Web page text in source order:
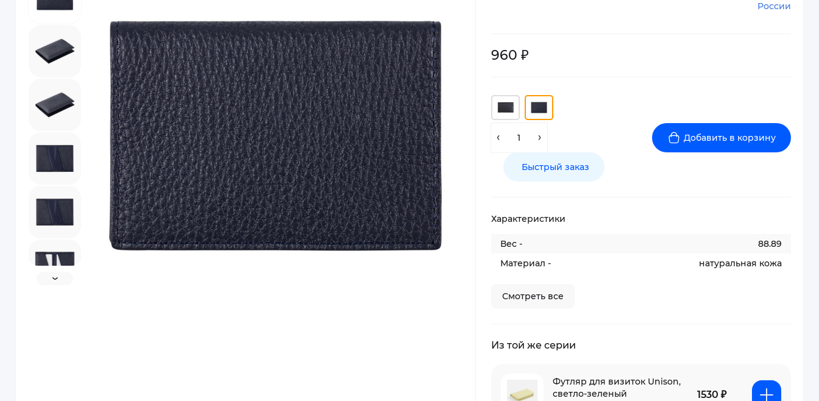
России
960 ₽
Добавить в корзину
Быстрый заказ
Характеристики
Вес -
88.89
Материал -
натуральная кожа
Смотреть все
Из той же серии
Футляр для визиток Unison,
светло-зеленый
1530 ₽